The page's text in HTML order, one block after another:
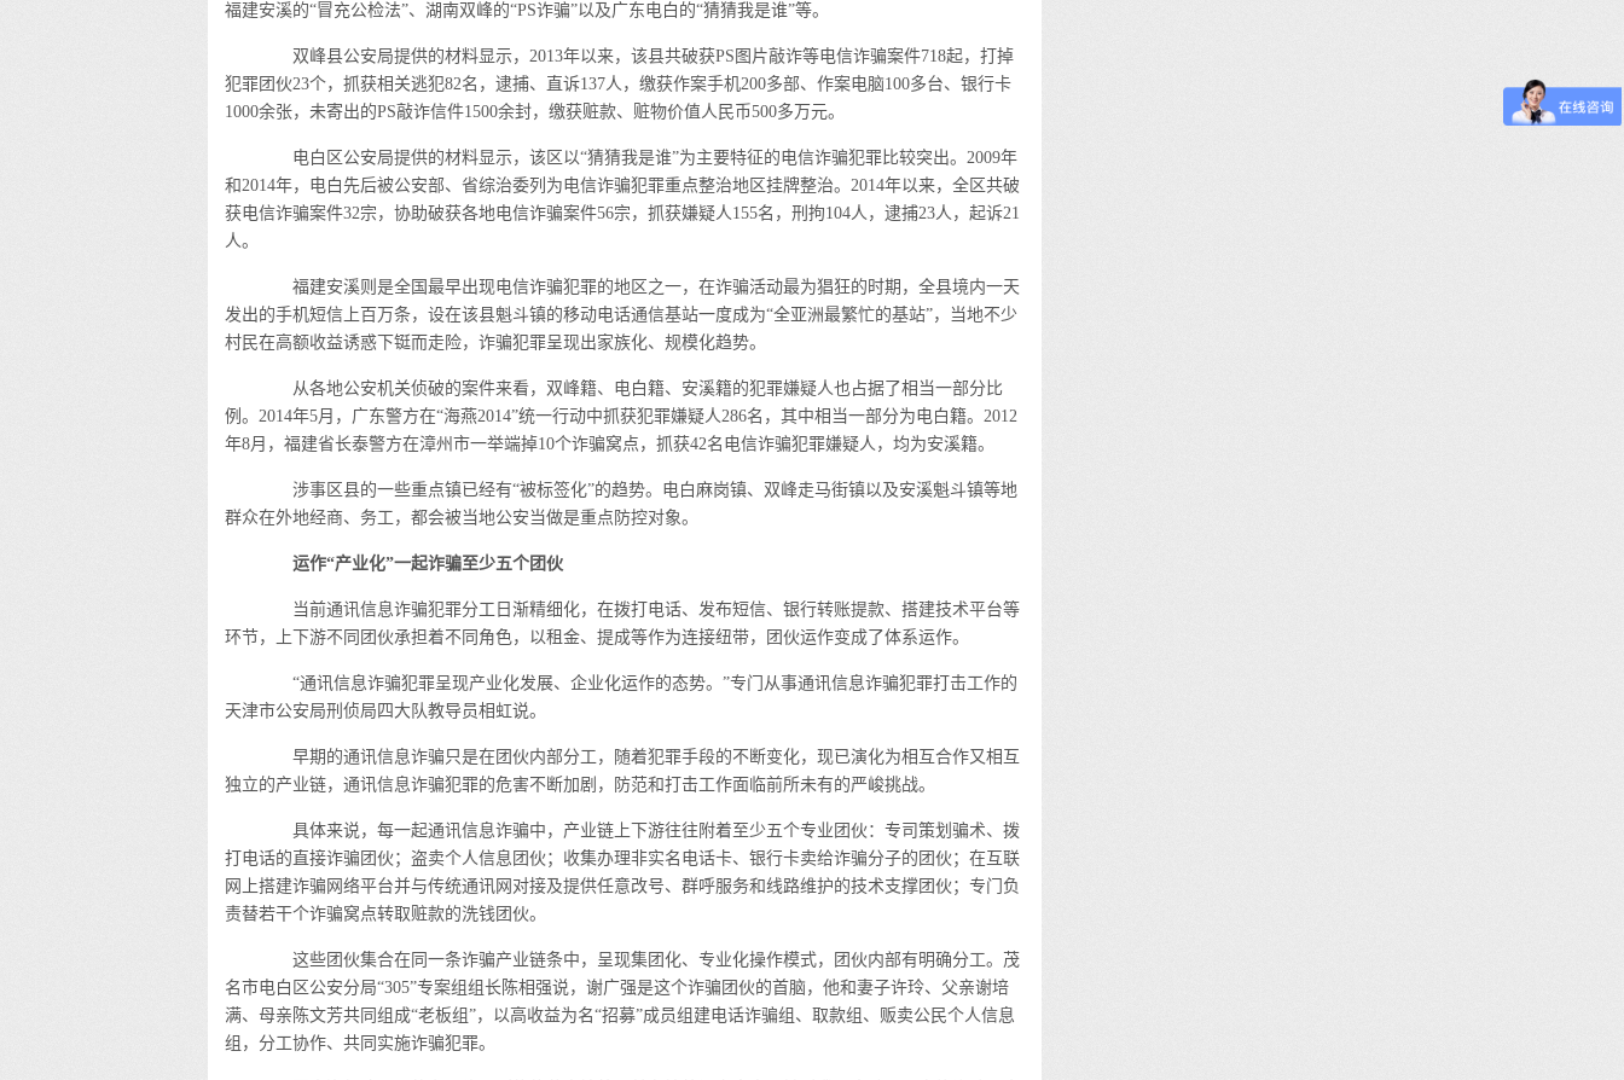
福建安溪的“冒充公检法”、湖南双峰的“PS诈骗”以及广东电白的“猜猜我是谁”等。
双峰县公安局提供的材料显示，2013年以来，该县共破获PS图片敲诈等电信诈骗案件718起，打掉
犯罪团伙23个，抓获相关逃犯82名，逮捕、直诉137人，缴获作案手机200多部、作案电脑100多台、银行卡
1000余张，未寄出的PS敲诈信件1500余封，缴获赃款、赃物价值人民币500多万元。
电白区公安局提供的材料显示，该区以“猜猜我是谁”为主要特征的电信诈骗犯罪比较突出。2009年
和2014年，电白先后被公安部、省综治委列为电信诈骗犯罪重点整治地区挂牌整治。2014年以来，全区共破
获电信诈骗案件32宗，协助破获各地电信诈骗案件56宗，抓获嫌疑人155名，刑拘104人，逮捕23人，起诉21
人。
福建安溪则是全国最早出现电信诈骗犯罪的地区之一，在诈骗活动最为猖狂的时期，全县境内一天
发出的手机短信上百万条，设在该县魁斗镇的移动电话通信基站一度成为“全亚洲最繁忙的基站”，当地不少
村民在高额收益诱惑下铤而走险，诈骗犯罪呈现出家族化、规模化趋势。
从各地公安机关侦破的案件来看，双峰籍、电白籍、安溪籍的犯罪嫌疑人也占据了相当一部分比
例。2014年5月，广东警方在“海燕2014”统一行动中抓获犯罪嫌疑人286名，其中相当一部分为电白籍。2012
年8月，福建省长泰警方在漳州市一举端掉10个诈骗窝点，抓获42名电信诈骗犯罪嫌疑人，均为安溪籍。
涉事区县的一些重点镇已经有“被标签化”的趋势。电白麻岗镇、双峰走马街镇以及安溪魁斗镇等地
群众在外地经商、务工，都会被当地公安当做是重点防控对象。
运作“产业化”一起诈骗至少五个团伙
当前通讯信息诈骗犯罪分工日渐精细化，在拨打电话、发布短信、银行转账提款、搭建技术平台等
环节，上下游不同团伙承担着不同角色，以租金、提成等作为连接纽带，团伙运作变成了体系运作。
“通讯信息诈骗犯罪呈现产业化发展、企业化运作的态势。”专门从事通讯信息诈骗犯罪打击工作的
天津市公安局刑侦局四大队教导员相虹说。
早期的通讯信息诈骗只是在团伙内部分工，随着犯罪手段的不断变化，现已演化为相互合作又相互
独立的产业链，通讯信息诈骗犯罪的危害不断加剧，防范和打击工作面临前所未有的严峻挑战。
具体来说，每一起通讯信息诈骗中，产业链上下游往往附着至少五个专业团伙：专司策划骗术、拨
打电话的直接诈骗团伙；盗卖个人信息团伙；收集办理非实名电话卡、银行卡卖给诈骗分子的团伙；在互联
网上搭建诈骗网络平台并与传统通讯网对接及提供任意改号、群呼服务和线路维护的技术支撑团伙；专门负
责替若干个诈骗窝点转取赃款的洗钱团伙。
这些团伙集合在同一条诈骗产业链条中，呈现集团化、专业化操作模式，团伙内部有明确分工。茂
名市电白区公安分局“305”专案组组长陈相强说，谢广强是这个诈骗团伙的首脑，他和妻子许玲、父亲谢培
满、母亲陈文芳共同组成“老板组”，以高收益为名“招募”成员组建电话诈骗组、取款组、贩卖公民个人信息
组，分工协作、共同实施诈骗犯罪。